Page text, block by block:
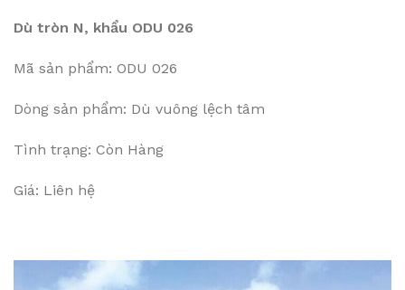
Dù tròn N, khẩu ODU 026
Mã sản phẩm: ODU 026
Dòng sản phẩm: Dù vuông lệch tâm
Tình trạng: Còn Hàng
Giá: Liên hệ